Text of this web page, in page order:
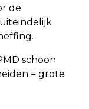
de
schoon
= grote